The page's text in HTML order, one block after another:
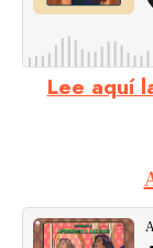
Lee aquí